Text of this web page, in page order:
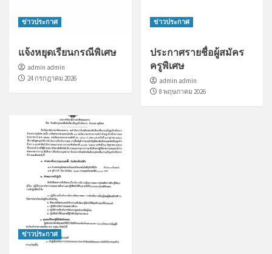
ข่าวประกาศ
แจ้งหยุดเรียนกรณีพิเศษ
admin admin
24 กรกฎาคม 2026
ข่าวประกาศ
ประกาศรายชื่อผู้สมัคร
ครูพิเศษ
admin admin
8 พฤษภาคม 2026
ข่าวประกาศ